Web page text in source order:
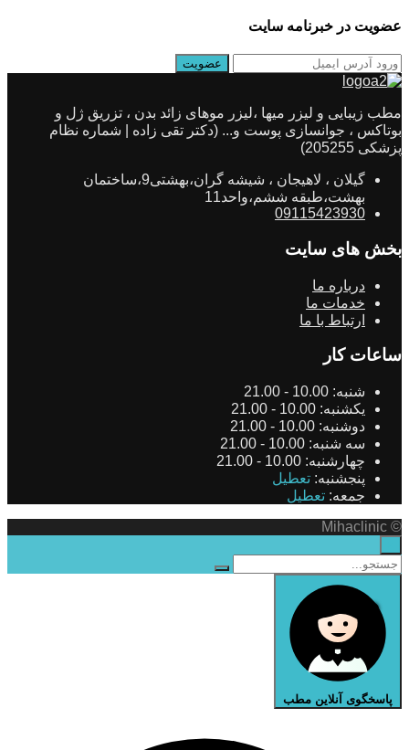
عضویت در خبرنامه سایت
مطب زیبایی و لیزر میها ،لیزر موهای زائد بدن ، تزریق ژل و
بوتاکس ، جوانسازی پوست و... (دکتر تقی زاده | شماره نظام
پزشکی 205255)
گیلان ، لاهیجان ، شیشه گران،بهشتی9،ساختمان
بهشت،طبقه ششم،واحد11
09115423930
بخش های سایت
درباره ما
خدمات ما
ارتباط با ما
ساعات کار
شنبه: 10.00 - 21.00
یکشنبه: 10.00 - 21.00
دوشنبه: 10.00 - 21.00
سه شنبه: 10.00 - 21.00
چهارشنبه: 10.00 - 21.00
پنجشنبه: تعطیل
جمعه: تعطیل
© Mihaclinic
پاسخگوی آنلاین مطب